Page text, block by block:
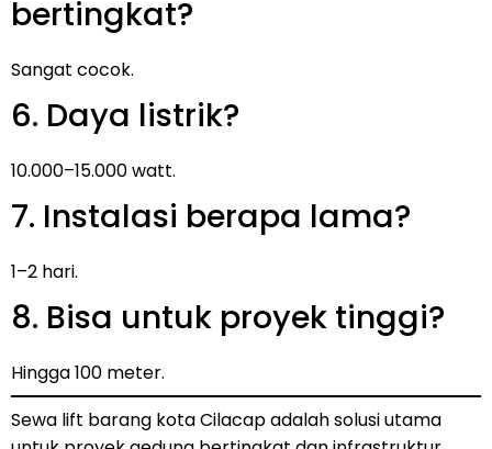
bertingkat?
Sangat cocok.
6. Daya listrik?
10.000–15.000 watt.
7. Instalasi berapa lama?
1–2 hari.
8. Bisa untuk proyek tinggi?
Hingga 100 meter.
Sewa lift barang kota Cilacap adalah solusi utama